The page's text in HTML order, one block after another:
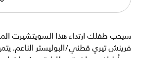
سيحب طفلك ارتداء هذا السويتشيرت
فرينش تيري قطني/البوليستر الناعم.